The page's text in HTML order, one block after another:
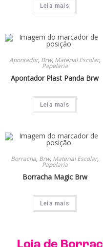
Leia mais
Apontador, Brw, Material Escolar,
Papelaria
Apontador Plast Panda Brw
Leia mais
Borracha, Brw, Material Escolar,
Papelaria
Borracha Magic Brw
Leia mais